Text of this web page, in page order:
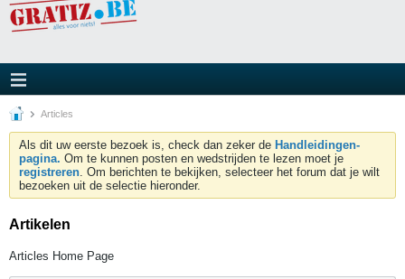
Articles
Als dit uw eerste bezoek is, check dan zeker de Handleidingen-
pagina. Om te kunnen posten en wedstrijden te lezen moet je
registreren. Om berichten te bekijken, selecteer het forum dat je wilt
bezoeken uit de selectie hieronder.
Artikelen
Articles Home Page